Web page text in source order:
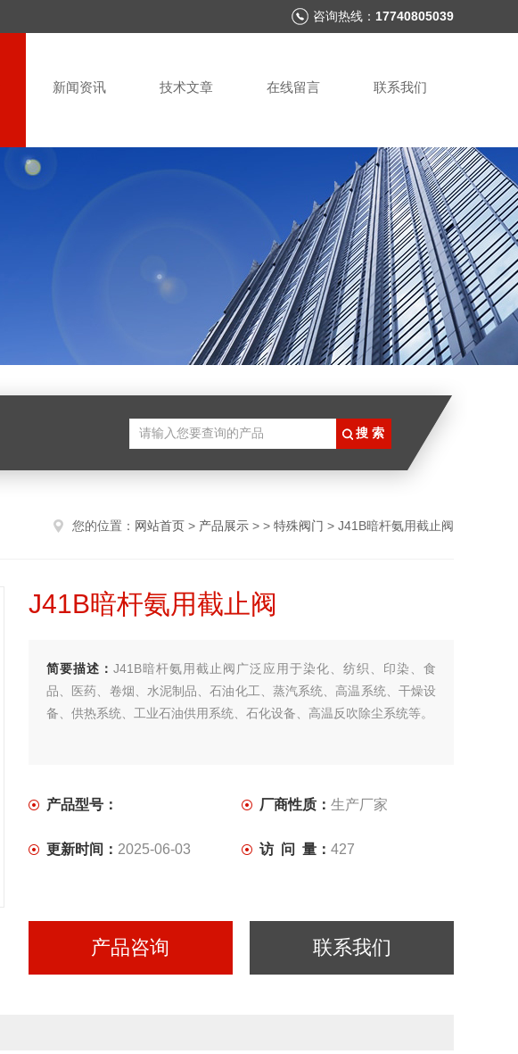
咨询热线： 17740805039
新闻资讯 技术文章 在线留言 联系我们
您的位置： 网站首页 > 产品展示 > > 特殊阀门 > J41B暗杆氨用截止阀
J41B暗杆氨用截止阀
简要描述： J41B暗杆氨用截止阀广泛应用于染化、纺织、印染、食
品、医药、卷烟、水泥制品、石油化工、蒸汽系统、高温系统、干燥设
备、供热系统、工业石油供用系统、石化设备、高温反吹除尘系统等。
产品型号： 厂商性质： 生产厂家
更新时间： 2025-06-03 访 问 量： 427
产品咨询 联系我们